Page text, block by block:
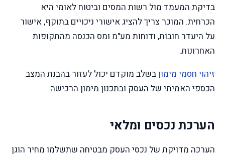
בדיקת המעמד מול רשות המסים וביטוח לאומי היא
הכרחית. המוכר צריך להציג אישורי ניכויים בתוקף, אישור
על היעדר חובות, ודוחות מע"מ ומס הכנסה מהתקופות
האחרונות.
זיהוי חסמי מימוןבשלב מוקדם יכול לעזור בהבנת המצב
הכספי האמיתי של העסק ובתכנון מימון הרכישה.
הערכת נכסים ומלאי
הערכה מדויקת של נכסי העסק מבטיחה שתשלמו מחיר הוגן